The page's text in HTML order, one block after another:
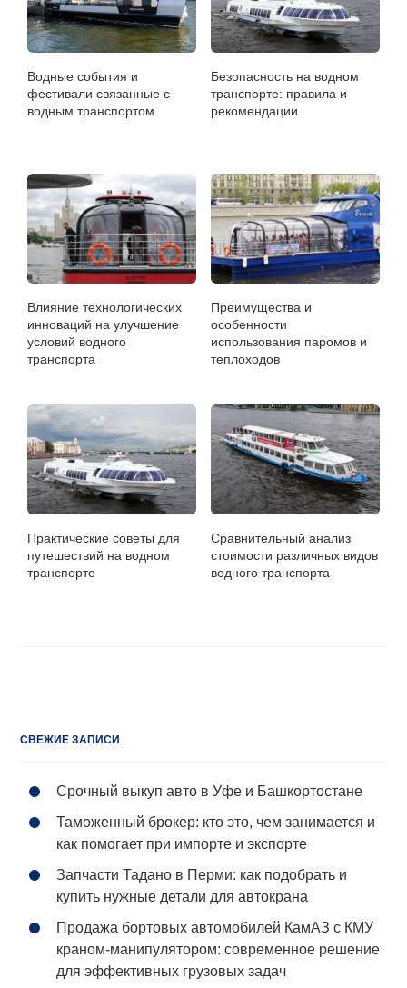
Водные события и
фестивали связанные с
водным транспортом
Безопасность на водном
транспорте: правила и
рекомендации
Влияние технологических
инноваций на улучшение
условий водного
транспорта
Преимущества и
особенности
использования паромов и
теплоходов
Практические советы для
путешествий на водном
транспорте
Сравнительный анализ
стоимости различных видов
водного транспорта
СВЕЖИЕ ЗАПИСИ
Срочный выкуп авто в Уфе и Башкортостане
Таможенный брокер: кто это, чем занимается и
как помогает при импорте и экспорте
Запчасти Тадано в Перми: как подобрать и
купить нужные детали для автокрана
Продажа бортовых автомобилей КамАЗ с КМУ
краном-манипулятором: современное решение
для эффективных грузовых задач